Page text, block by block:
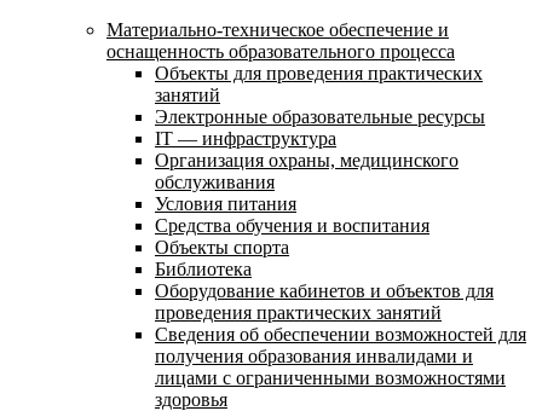
Материально-техническое обеспечение и
оснащенность образовательного процесса
Объекты для проведения практических
занятий
Электронные образовательные ресурсы
IT — инфраструктура
Организация охраны, медицинского
обслуживания
Условия питания
Средства обучения и воспитания
Объекты спорта
Библиотека
Оборудование кабинетов и объектов для
проведения практических занятий
Сведения об обеспечении возможностей для
получения образования инвалидами и
лицами с ограниченными возможностями
здоровья